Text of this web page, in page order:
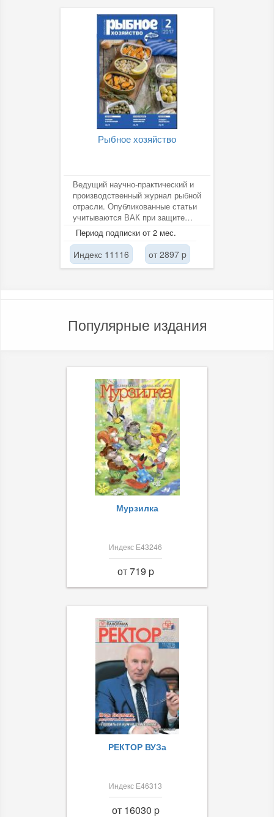
Рыбное хозяйство
Ведущий научно-практический и
производственный журнал рыбной
отрасли. Опубликованные статьи
учитываются ВАК при защите
кандидатских и докторских...
Период подписки от 2 мес.
Индекс 11116 от 2897 p
Популярные издания
Мурзилка
Индекс Е43246
от 719 p
РЕКТОР ВУЗа
Индекс Е46313
от 16030 p